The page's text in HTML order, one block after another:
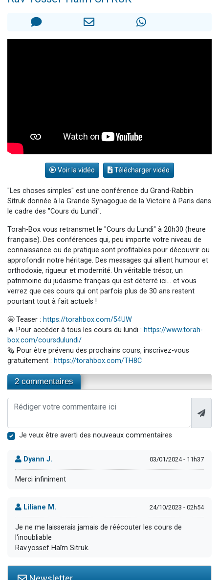
Il reste 49 places pour étudier en groupe sur Zoom
Voir la vidéo Télécharger vidéo
"Les choses simples" est une conférence du Grand-Rabbin
Sitruk donnée à la Grande Synagogue de la Victoire à Paris dans
le cadre des "Cours du Lundi".
Torah-Box vous retransmet le "Cours du Lundi" à 20h30 (heure
française). Des conférences qui, peu importe votre niveau de
connaissance ou de pratique sont profitables pour découvrir ou
approfondir notre héritage. Des messages qui allient humour et
orthodoxie, rigueur et modernité. Un véritable trésor, un
patrimoine du judaïsme français qui est déterré ici… et vous
verrez que ces cours qui ont parfois plus de 30 ans restent
pourtant tout à fait actuels !
🤩 Teaser : https://torahbox.com/54UW
🔥 Pour accéder à tous les cours du lundi : https://www.torah-
box.com/coursdulundi/
🗞️ Pour être prévenu des prochains cours, inscrivez-vous
gratuitement : https://torahbox.com/TH8C
2 commentaires
Je veux être averti des nouveaux commentaires
Dyann J. 03/01/2024 - 11h37
Merci infiniment
Liliane M. 24/10/2023 - 02h54
Je ne me laisserais jamais de réécouter les cours de
l'inoubliable
Rav.yossef Haîm Sitruk.